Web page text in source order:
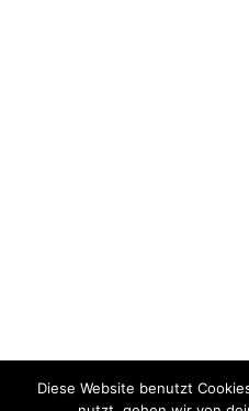
Diese Website benutzt